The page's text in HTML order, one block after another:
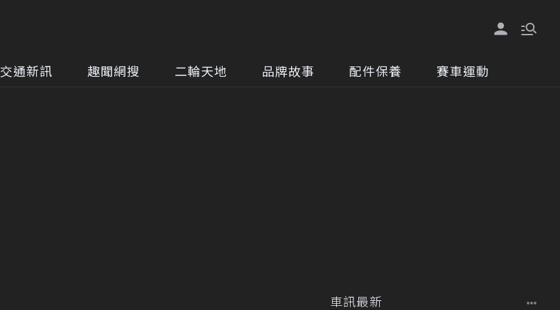
交通新訊 趣聞網搜 二輪天地 品牌故事 配件保養 賽車運動
車訊最新